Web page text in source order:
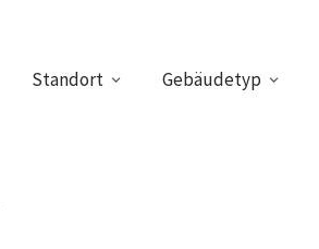
Standort Gebäudetyp